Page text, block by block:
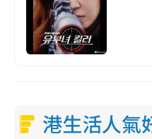
港生活人氣